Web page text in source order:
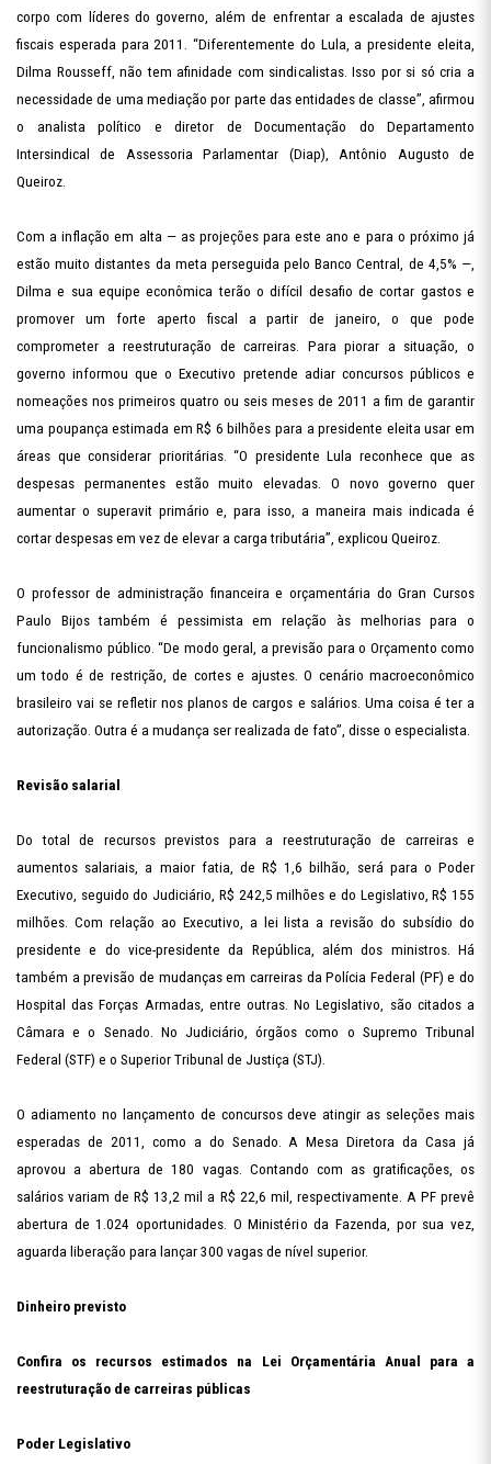
corpo com líderes do governo, além de enfrentar a escalada de ajustes
fiscais esperada para 2011. “Diferentemente do Lula, a presidente eleita,
Dilma Rousseff, não tem afinidade com sindicalistas. Isso por si só cria a
necessidade de uma mediação por parte das entidades de classe”, afirmou
o analista político e diretor de Documentação do Departamento
Intersindical de Assessoria Parlamentar (Diap), Antônio Augusto de
Queiroz.
Com a inflação em alta — as projeções para este ano e para o próximo já
estão muito distantes da meta perseguida pelo Banco Central, de 4,5% —,
Dilma e sua equipe econômica terão o difícil desafio de cortar gastos e
promover um forte aperto fiscal a partir de janeiro, o que pode
comprometer a reestruturação de carreiras. Para piorar a situação, o
governo informou que o Executivo pretende adiar concursos públicos e
nomeações nos primeiros quatro ou seis meses de 2011 a fim de garantir
uma poupança estimada em R$ 6 bilhões para a presidente eleita usar em
áreas que considerar prioritárias. “O presidente Lula reconhece que as
despesas permanentes estão muito elevadas. O novo governo quer
aumentar o superavit primário e, para isso, a maneira mais indicada é
cortar despesas em vez de elevar a carga tributária”, explicou Queiroz.
O professor de administração financeira e orçamentária do Gran Cursos
Paulo Bijos também é pessimista em relação às melhorias para o
funcionalismo público. “De modo geral, a previsão para o Orçamento como
um todo é de restrição, de cortes e ajustes. O cenário macroeconômico
brasileiro vai se refletir nos planos de cargos e salários. Uma coisa é ter a
autorização. Outra é a mudança ser realizada de fato”, disse o especialista.
Revisão salarial
Do total de recursos previstos para a reestruturação de carreiras e
aumentos salariais, a maior fatia, de R$ 1,6 bilhão, será para o Poder
Executivo, seguido do Judiciário, R$ 242,5 milhões e do Legislativo, R$ 155
milhões. Com relação ao Executivo, a lei lista a revisão do subsídio do
presidente e do vice-presidente da República, além dos ministros. Há
também a previsão de mudanças em carreiras da Polícia Federal (PF) e do
Hospital das Forças Armadas, entre outras. No Legislativo, são citados a
Câmara e o Senado. No Judiciário, órgãos como o Supremo Tribunal
Federal (STF) e o Superior Tribunal de Justiça (STJ).
O adiamento no lançamento de concursos deve atingir as seleções mais
esperadas de 2011, como a do Senado. A Mesa Diretora da Casa já
aprovou a abertura de 180 vagas. Contando com as gratificações, os
salários variam de R$ 13,2 mil a R$ 22,6 mil, respectivamente. A PF prevê
abertura de 1.024 oportunidades. O Ministério da Fazenda, por sua vez,
aguarda liberação para lançar 300 vagas de nível superior.
Dinheiro previsto
Confira os recursos estimados na Lei Orçamentária Anual para a
reestruturação de carreiras públicas
Poder Legislativo